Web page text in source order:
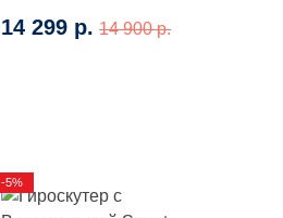
черепами)
14 299 р. 14 900 р.
-5%